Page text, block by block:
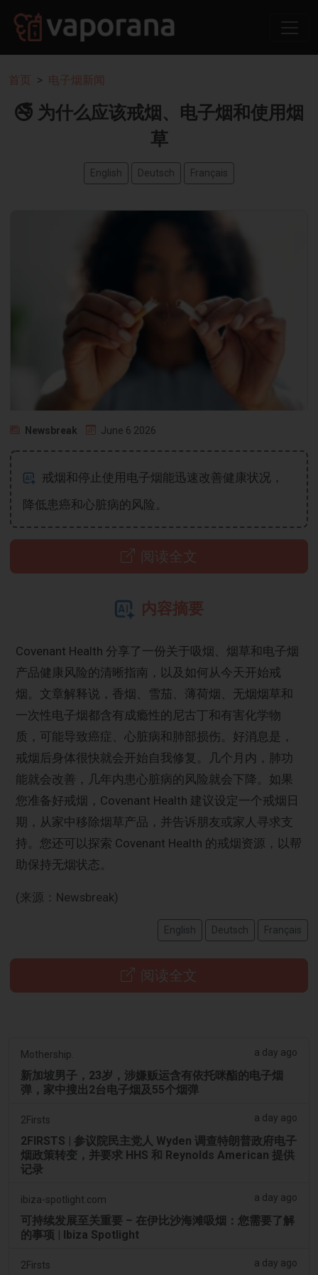
首页 电子烟新闻
🚭 为什么应该戒烟、电子烟和使用烟
草
English Deutsch Français
Newsbreak June 6 2026
戒烟和停止使用电子烟能迅速改善健康状况，
降低患癌和心脏病的风险。
阅读全文
内容摘要
Covenant Health 分享了一份关于吸烟、烟草和电子烟
产品健康风险的清晰指南，以及如何从今天开始戒
烟。文章解释说，香烟、雪茄、薄荷烟、无烟烟草和
一次性电子烟都含有成瘾性的尼古丁和有害化学物
质，可能导致癌症、心脏病和肺部损伤。好消息是，
戒烟后身体很快就会开始自我修复。几个月内，肺功
能就会改善，几年内患心脏病的风险就会下降。如果
您准备好戒烟，Covenant Health 建议设定一个戒烟日
期，从家中移除烟草产品，并告诉朋友或家人寻求支
持。您还可以探索 Covenant Health 的戒烟资源，以帮
助保持无烟状态。
(来源：Newsbreak)
English Deutsch Français
阅读全文
Mothership. a day ago
新加坡男子，23岁，涉嫌贩运含有依托咪酯的电子烟
弹，家中搜出2台电子烟及55个烟弹
2Firsts a day ago
2FIRSTS | 参议院民主党人 Wyden 调查特朗普政府电子
烟政策转变，并要求 HHS 和 Reynolds American 提供
记录
ibiza-spotlight.com a day ago
可持续发展至关重要 – 在伊比沙海滩吸烟：您需要了解
的事项 | Ibiza Spotlight
2Firsts a day ago